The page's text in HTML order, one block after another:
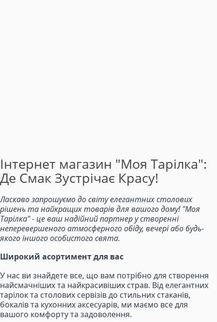
Інтернет магазин "Моя Тарілка":
Де Смак Зустрічає Красу!
Ласкаво запрошуємо до світу елегантних столових
рішень та найкращих товарів для вашого дому! "Моя
Тарілка" - це ваш надійний партнер у створенні
неперевершеного атмосферного обіду, вечері або будь-
якого іншого особистого свята.
Широкий асортимент для вас
У нас ви знайдете все, що вам потрібно для створення
найсмачніших та найкрасивіших страв. Від елегантних
тарілок та столових сервізів до стильних стаканів,
бокалів та кухонних аксесуарів, ми маємо все для
вашого комфорту та задоволення.